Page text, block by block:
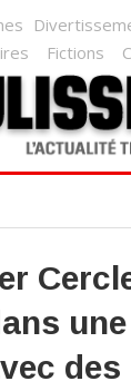
Fictions
des